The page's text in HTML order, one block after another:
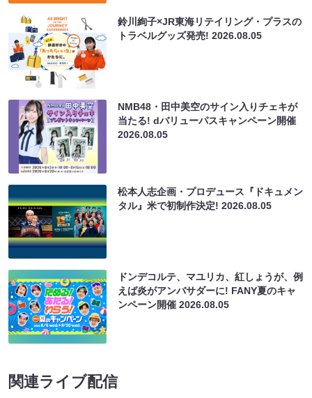
鈴川絢子×JR東海リテイリング・プラスの
トラベルグッズ発売!2026.08.05
NMB48・田中美空のサイン入りチェキが
当たる! dバリューパスキャンペーン開催
2026.08.05
松本人志企画・プロデュース『ドキュメン
タル』米で初制作決定!2026.08.05
ドンデコルテ、マユリカ、紅しょうが、例
えば炎がアンバサダーに! FANY夏のキャ
ンペーン開催2026.08.05
関連ライブ配信